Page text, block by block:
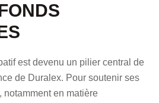
est devenu un pilier central de
de Duralex. Pour soutenir ses
en matière